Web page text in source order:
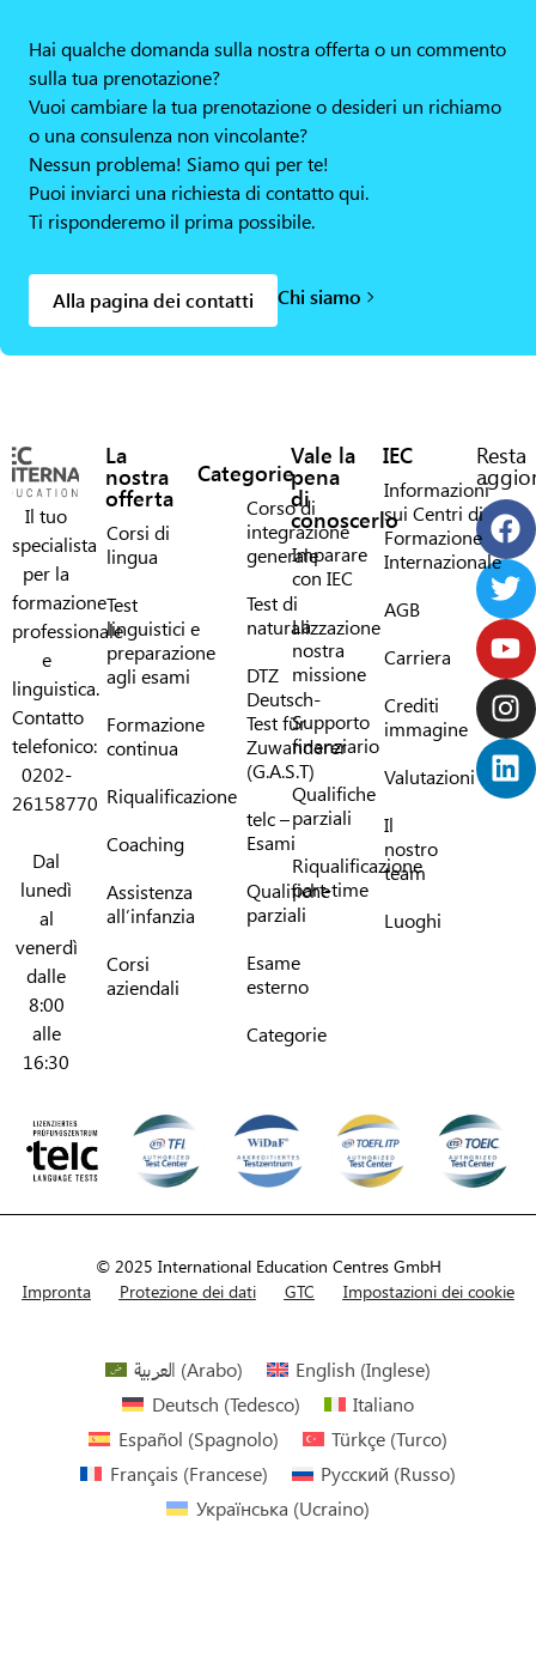
Hai qualche domanda sulla nostra offerta o un commento
sulla tua prenotazione?
Vuoi cambiare la tua prenotazione o desideri un richiamo
o una consulenza non vincolante?
Nessun problema! Siamo qui per te!
Puoi inviarci una richiesta di contatto qui.
Ti risponderemo il prima possibile.
Alla pagina dei contatti Chi siamo
Il tuo
specialista
per la
formazione
professionale
e
linguistica.
Contatto
telefonico:
0202-
26158770
Dal
lunedì
al
venerdì
dalle
8:00
alle
16:30
La
nostra
offerta
Corsi di
lingua
Test
linguistici e
preparazione
agli esami
Formazione
continua
Riqualificazione
Coaching
Assistenza
all’infanzia
Corsi
aziendali
Categorie
Corso di
integrazione
generale
Test di
naturalizzazione
DTZ
Deutsch-
Test für
Zuwanderer
(G.A.S.T)
telc –
Esami
Qualifiche
parziali
Esame
esterno
Categorie
Vale la
pena
di
conoscerlo
Imparare
con IEC
La
nostra
missione
Supporto
finanziario
Qualifiche
parziali
Riqualificazione
part-time
IEC
Informazioni
sui Centri di
Formazione
Internazionale
AGB
Carriera
Crediti
immagine
Valutazioni
Il
nostro
team
Luoghi
Resta
© 2025 International Education Centres GmbH
Impronta
Protezione dei dati GTC Impostazioni dei cookie
العربية (Arabo) English (Inglese)
Deutsch (Tedesco)
Italiano
Español (Spagnolo) Türkçe(Turco)
Français (Francese) Русский (Russo)
Українська (Ucraino)